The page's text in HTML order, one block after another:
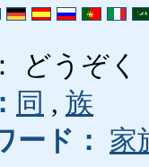
どうぞく
同 , 族
ード：
家